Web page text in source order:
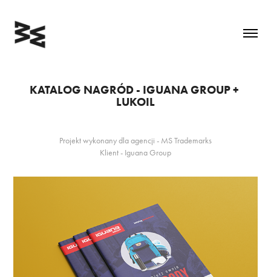
KATALOG NAGRÓD - IGUANA GROUP +
LUKOIL
Projekt wykonany dla agencji - MS Trademarks
Klient - Iguana Group